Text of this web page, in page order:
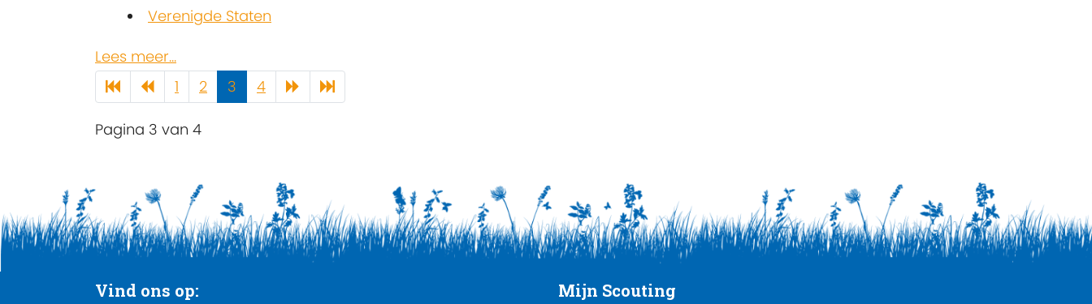
Verenigde Staten
Lees meer...
1
2 3 4
Pagina 3 van 4
Vind ons op: Mijn Scouting